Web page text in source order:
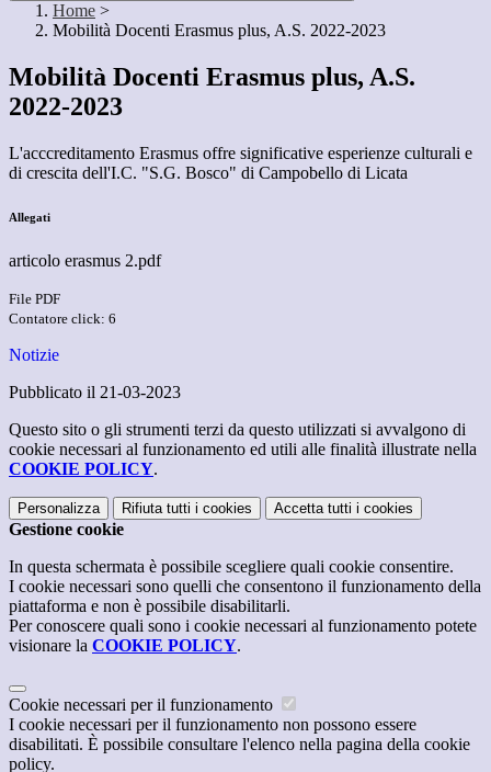
Home >
Mobilità Docenti Erasmus plus, A.S. 2022-2023
Mobilità Docenti Erasmus plus, A.S.
2022-2023
L'acccreditamento Erasmus offre significative esperienze culturali e
di crescita dell'I.C. "S.G. Bosco" di Campobello di Licata
Allegati
articolo erasmus 2.pdf
File PDF
Contatore click: 6
Notizie
Pubblicato il 21-03-2023
Questo sito o gli strumenti terzi da questo utilizzati si avvalgono di
cookie necessari al funzionamento ed utili alle finalità illustrate nella
COOKIE POLICY.
Personalizza Rifiuta tutti i cookies Accetta tutti i cookies
Gestione cookie
In questa schermata è possibile scegliere quali cookie consentire.
I cookie necessari sono quelli che consentono il funzionamento della
piattaforma e non è possibile disabilitarli.
Per conoscere quali sono i cookie necessari al funzionamento potete
visionare la COOKIE POLICY.
Cookie necessari per il funzionamento
I cookie necessari per il funzionamento non possono essere
disabilitati. È possibile consultare l'elenco nella pagina della cookie
policy.